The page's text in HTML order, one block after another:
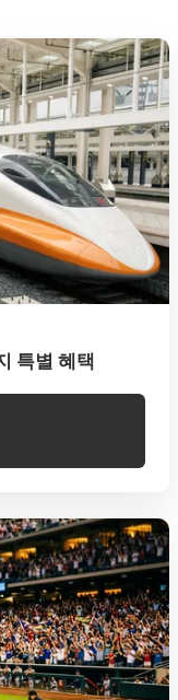
특별 혜택